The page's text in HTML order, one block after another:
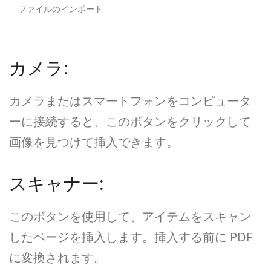
ファイルのインポート
カメラ:
カメラまたはスマートフォンをコンピュータ
ーに接続すると、このボタンをクリックして
画像を見つけて挿入できます。
スキャナー:
このボタンを使用して、アイテムをスキャン
したページを挿入します。挿入する前に PDF
に変換されます。